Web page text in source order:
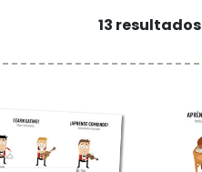
13 resultados